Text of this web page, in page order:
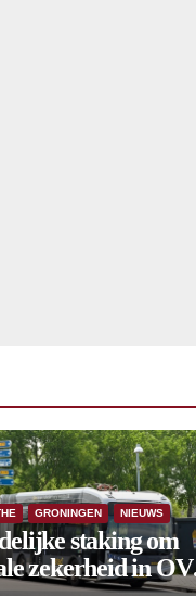
GRONINGEN NIEUWS
staking om
zekerheid in OV